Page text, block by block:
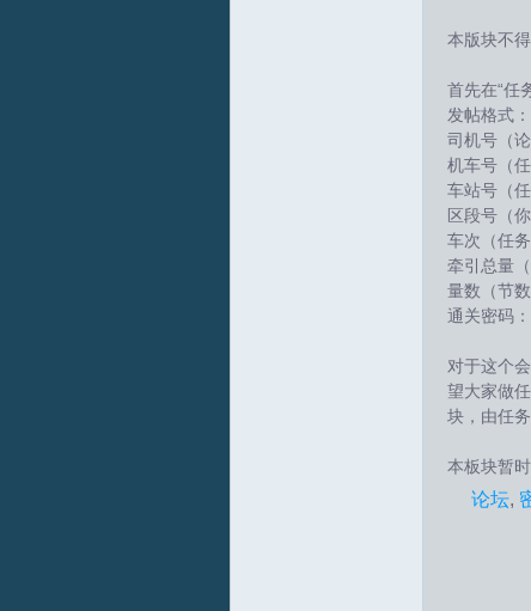
本版块不
首先在“任
发帖格式：
司机号（
机车号（
车站号（
区段号（
车次（任
牵引总量
量数（节数
通关密码：
对于这个
望大家做
块，由任
本板块暂
论坛,